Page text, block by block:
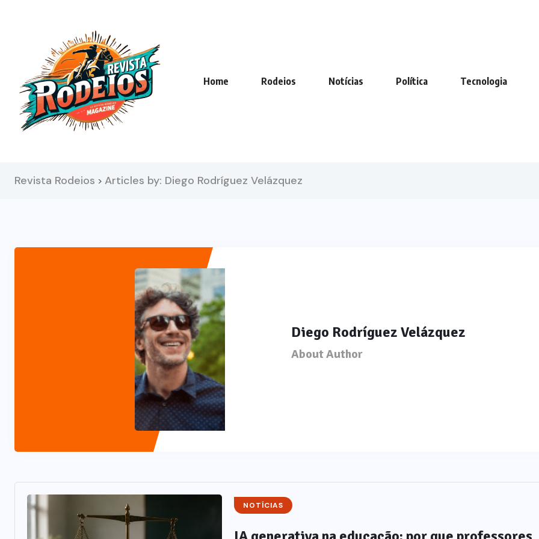
Home Rodeios Notícias Política Tecnologia
Revista Rodeios > Articles by: Diego Rodríguez Velázquez
Diego Rodríguez Velázquez
About Author
NOTÍCIAS